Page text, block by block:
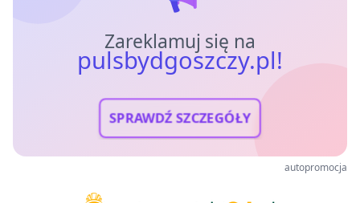
Zareklamuj się na
pulsbydgoszczy.pl!
SPRAWDŹ SZCZEGÓŁY
autopromocja